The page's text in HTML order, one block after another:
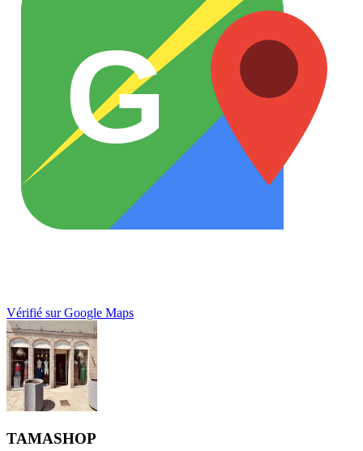
G
Vérifié sur Google Maps
TAMASHOP